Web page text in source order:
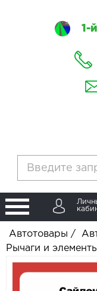
1-й
Автотовары /
Рычаги и